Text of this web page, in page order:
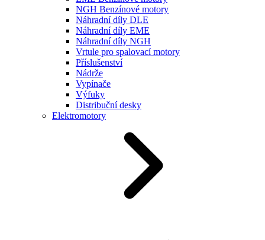
NGH Benzínové motory
Náhradní díly DLE
Náhradní díly EME
Náhradní díly NGH
Vrtule pro spalovací motory
Příslušenství
Nádrže
Vypínače
Výfuky
Distribuční desky
Elektromotory